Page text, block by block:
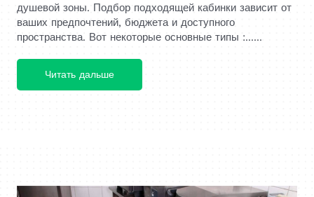
душевой зоны. Подбор подходящей кабинки зависит от
ваших предпочтений, бюджета и доступного
пространства. Вот некоторые основные типы :......
Читать дальше